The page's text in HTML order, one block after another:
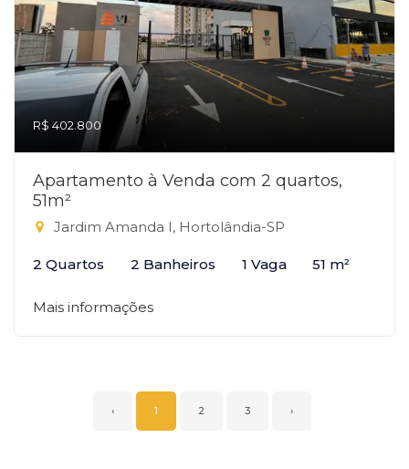
R$ 402.800
Apartamento à Venda com 2 quartos,
51m²
Jardim Amanda I, Hortolândia-SP
2 Quartos 2 Banheiros 1 Vaga 51 m²
Mais informações
‹ 1 2 3 ›